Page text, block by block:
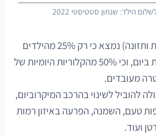
הילד: שנתון סטטיסטי 2022
ע"פ סקרי מב"ת (סקרי בריאות ותזונה) נמצא כי רק 25% מהילדים
צורכים פירות יותר מפעם אחת ביום, וכי 50% מהקלוריות היומיות של
מעובדים.
להוביל לשינוי בהרכב המיקרוביום,
טעם, השמנה, הפרעה באיזון רמות
ועוד.